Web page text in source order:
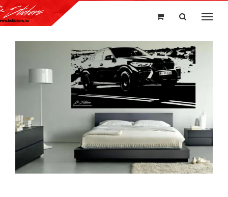
Kihagyás